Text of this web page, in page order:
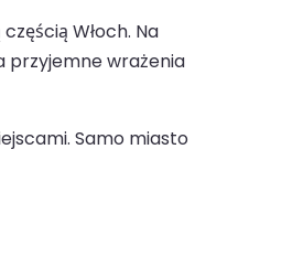
Włoch. Na
przyjemne wrażenia
Samo miasto